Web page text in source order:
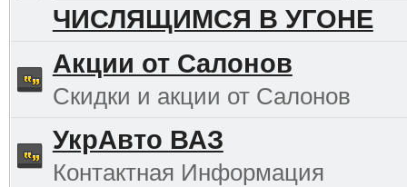
ЧИСЛЯЩИМСЯ В УГОНЕ
Акции от Салонов
Скидки и акции от Салонов
УкрАвто ВАЗ
Контактная Информация